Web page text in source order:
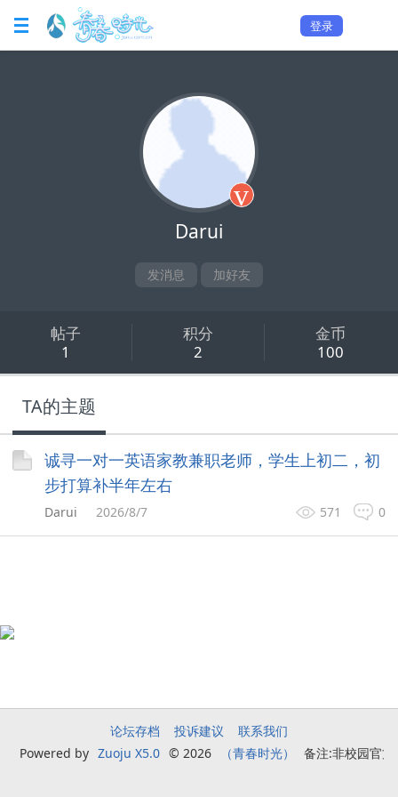
登录
v
Darui
发消息 加好友
帖子
1
积分
2
金币
100
TA的主题
诚寻一对一英语家教兼职老师，学生上初二，初
步打算补半年左右
0
571
Darui 2026/8/7
论坛存档 投诉建议
联系我们
Powered by Zuoju X5.0 © 2026 （青春时光） 备注:非校园官方